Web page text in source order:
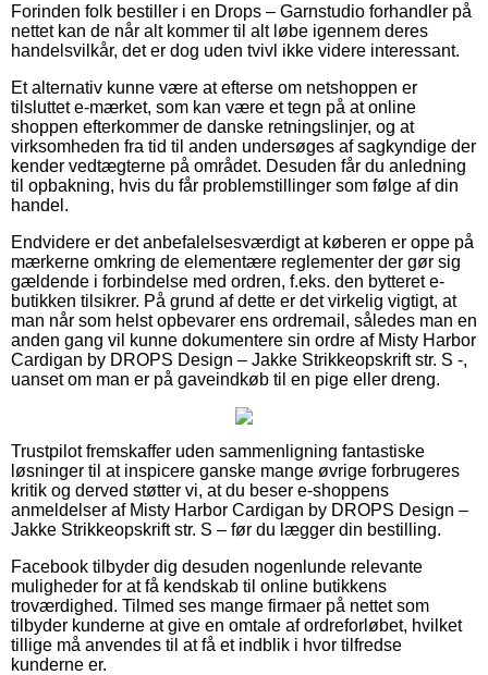
Forinden folk bestiller i en Drops – Garnstudio forhandler på
nettet kan de når alt kommer til alt løbe igennem deres
handelsvilkår, det er dog uden tvivl ikke videre interessant.
Et alternativ kunne være at efterse om netshoppen er
tilsluttet e-mærket, som kan være et tegn på at online
shoppen efterkommer de danske retningslinjer, og at
virksomheden fra tid til anden undersøges af sagkyndige der
kender vedtægterne på området. Desuden får du anledning
til opbakning, hvis du får problemstillinger som følge af din
handel.
Endvidere er det anbefalelsesværdigt at køberen er oppe på
mærkerne omkring de elementære reglementer der gør sig
gældende i forbindelse med ordren, f.eks. den bytteret e-
butikken tilsikrer. På grund af dette er det virkelig vigtigt, at
man når som helst opbevarer ens ordremail, således man en
anden gang vil kunne dokumentere sin ordre af Misty Harbor
Cardigan by DROPS Design – Jakke Strikkeopskrift str. S -,
uanset om man er på gaveindkøb til en pige eller dreng.
Trustpilot fremskaffer uden sammenligning fantastiske
løsninger til at inspicere ganske mange øvrige forbrugeres
kritik og derved støtter vi, at du beser e-shoppens
anmeldelser af Misty Harbor Cardigan by DROPS Design –
Jakke Strikkeopskrift str. S – før du lægger din bestilling.
Facebook tilbyder dig desuden nogenlunde relevante
muligheder for at få kendskab til online butikkens
troværdighed. Tilmed ses mange firmaer på nettet som
tilbyder kunderne at give en omtale af ordreforløbet, hvilket
tillige må anvendes til at få et indblik i hvor tilfredse
kunderne er.